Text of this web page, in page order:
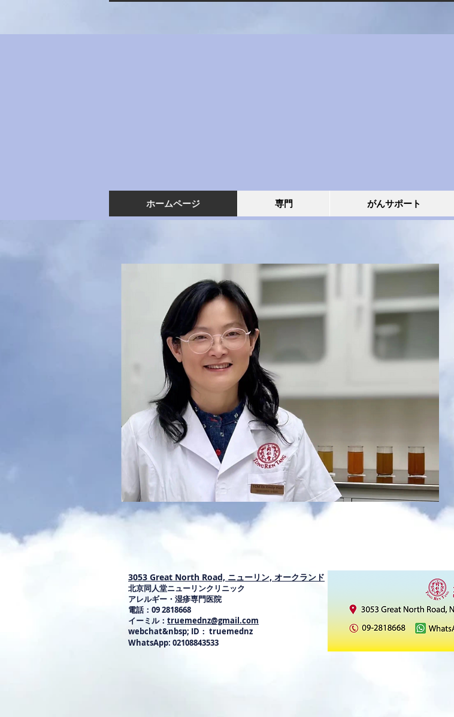
ホームページ 専門 がんサポート
3053 Great North Road, ニューリン, オークランド
北京同人堂ニューリンクリニック
アレルギー・湿疹専門医院
電話：09 2818668
イーミル： truemednz@gmail.com
webchat&nbsp; ID： truemednz
WhatsApp: 02108843533